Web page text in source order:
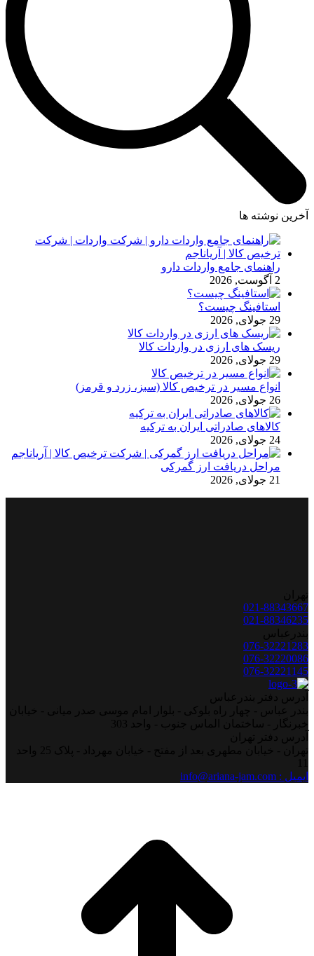
آخرین نوشته ها
راهنمای جامع واردات دارو
2 آگوست, 2026
استافینگ چیست؟
29 جولای, 2026
ریسک های ارزی در واردات کالا
29 جولای, 2026
انواع مسیر در ترخیص کالا (سبز، زرد و قرمز)
26 جولای, 2026
کالاهای صادراتی ایران به ترکیه
24 جولای, 2026
مراحل دریافت ارز گمرکی
21 جولای, 2026
021-88343667
021-88346235
076-32221283
076-32220086
076-32221145
ایمیل : info@ariana-jam.com